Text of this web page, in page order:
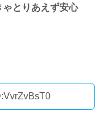
とりあえず安心